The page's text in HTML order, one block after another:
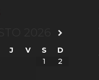
J V S
D
1
2